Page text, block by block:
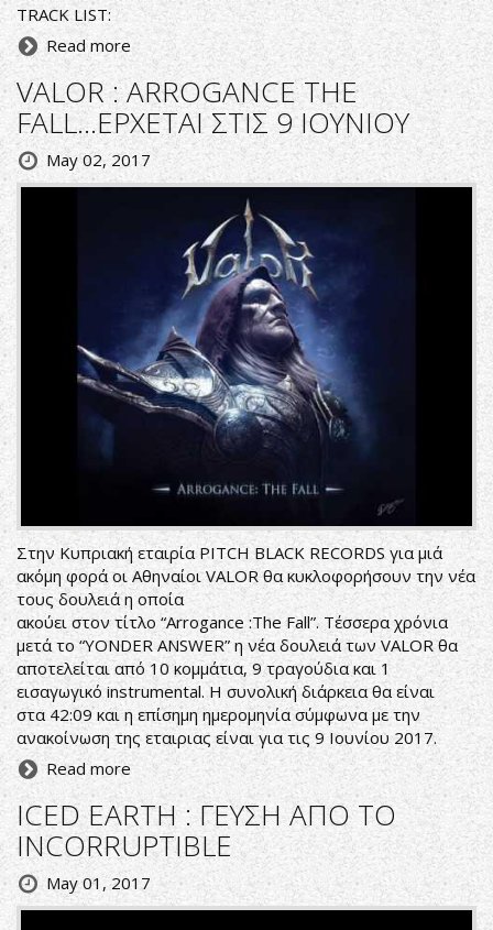
TRACK LIST:
Read more
VALOR : ARROGANCE THE
FALL...ΕΡΧΕΤΑΙ ΣΤΙΣ 9 ΙΟΥΝΙΟΥ
May 02, 2017
Στην Κυπριακή εταιρία PITCH BLACK RECORDS για μιά
ακόμη φορά οι Αθηναίοι VALOR θα κυκλοφορήσουν την νέα
τους δουλειά η οποία
ακούει στον τίτλο “Arrogance :The Fall”. Τέσσερα χρόνια
μετά το “YONDER ANSWER” η νέα δουλειά των VALOR θα
αποτελείται από 10 κομμάτια, 9 τραγούδια και 1
εισαγωγικό instrumental. H συνολική διάρκεια θα είναι
στα 42:09 και η επίσημη ημερομηνία σύμφωνα με την
ανακοίνωση της εταιριας είναι για τις 9 Ιουνίου 2017.
Read more
ICED EARTH : ΓΕΥΣΗ ΑΠΟ ΤΟ
INCORRUPTIBLE
May 01, 2017